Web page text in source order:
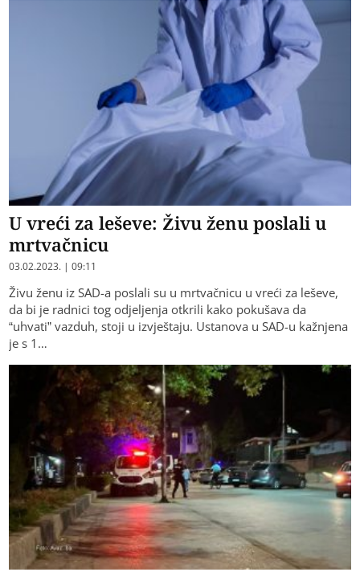
U vreći za leševe: Živu ženu poslali u
mrtvačnicu
03.02.2023. | 09:11
Živu ženu iz SAD-a poslali su u mrtvačnicu u vreći za leševe,
da bi je radnici tog odjeljenja otkrili kako pokušava da
“uhvati” vazduh, stoji u izvještaju. Ustanova u SAD-u kažnjena
je s 1…